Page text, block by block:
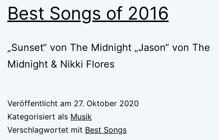
Best Songs of 2016
„Sunset“ von The Midnight „Jason“ von The
Midnight & Nikki Flores
Veröffentlicht am 27. Oktober 2020
Kategorisiert als Musik
Verschlagwortet mit Best Songs